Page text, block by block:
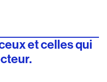
et celles qui